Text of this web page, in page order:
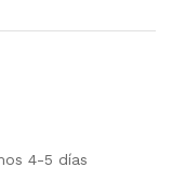
4-5 días